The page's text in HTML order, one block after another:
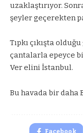
uzaklaştırıyor.
şeyler geçerekten
Tıpkı çıkışta
çantalarla epeyce
Ver elini İstanbul.
Bu havada bir daha
Facebook